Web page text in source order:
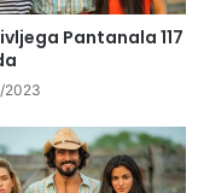
Pantanala 117
2023